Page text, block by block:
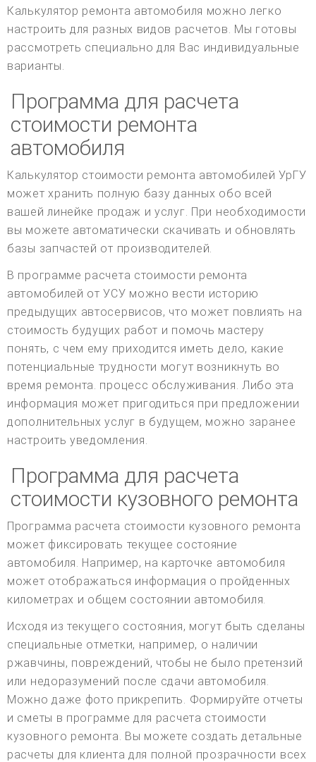
Калькулятор ремонта автомобиля можно легко
настроить для разных видов расчетов. Мы готовы
рассмотреть специально для Вас индивидуальные
варианты.
Программа для расчета
стоимости ремонта
автомобиля
Калькулятор стоимости ремонта автомобилей УрГУ
может хранить полную базу данных обо всей
вашей линейке продаж и услуг. При необходимости
вы можете автоматически скачивать и обновлять
базы запчастей от производителей.
В программе расчета стоимости ремонта
автомобилей от УСУ можно вести историю
предыдущих автосервисов, что может повлиять на
стоимость будущих работ и помочь мастеру
понять, с чем ему приходится иметь дело, какие
потенциальные трудности могут возникнуть во
время ремонта. процесс обслуживания. Либо эта
информация может пригодиться при предложении
дополнительных услуг в будущем, можно заранее
настроить уведомления.
Программа для расчета
стоимости кузовного ремонта
Программа расчета стоимости кузовного ремонта
может фиксировать текущее состояние
автомобиля. Например, на карточке автомобиля
может отображаться информация о пройденных
километрах и общем состоянии автомобиля.
Исходя из текущего состояния, могут быть сделаны
специальные отметки, например, о наличии
ржавчины, повреждений, чтобы не было претензий
или недоразумений после сдачи автомобиля.
Можно даже фото прикрепить. Формируйте отчеты
и сметы в программе для расчета стоимости
кузовного ремонта. Вы можете создать детальные
расчеты для клиента для полной прозрачности всех